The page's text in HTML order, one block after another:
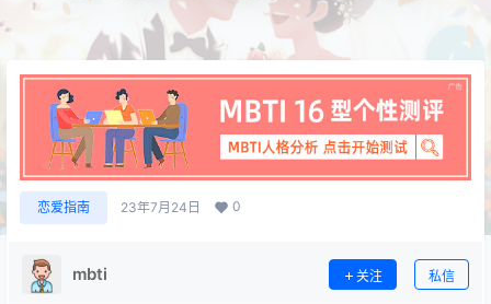
恋爱指南 23年7月24日 0
mbti 关注 私信